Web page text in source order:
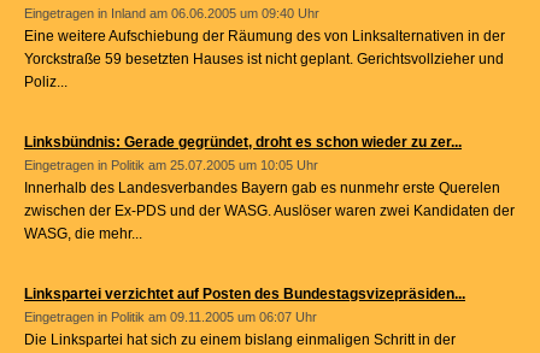
Eingetragen in Inland am 06.06.2005 um 09:40 Uhr
Eine weitere Aufschiebung der Räumung des von Linksalternativen in der
Yorckstraße 59 besetzten Hauses ist nicht geplant. Gerichtsvollzieher und
Poliz...
Linksbündnis: Gerade gegründet, droht es schon wieder zu zer...
Eingetragen in Politik am 25.07.2005 um 10:05 Uhr
Innerhalb des Landesverbandes Bayern gab es nunmehr erste Querelen
zwischen der Ex-PDS und der WASG. Auslöser waren zwei Kandidaten der
WASG, die mehr...
Linkspartei verzichtet auf Posten des Bundestagsvizepräsiden...
Eingetragen in Politik am 09.11.2005 um 06:07 Uhr
Die Linkspartei hat sich zu einem bislang einmaligen Schritt in der